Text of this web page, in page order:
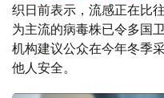
织日前表示，流感正在比
为主流的病毒株已令多国
机构建议公众在今年冬季
他人安全。